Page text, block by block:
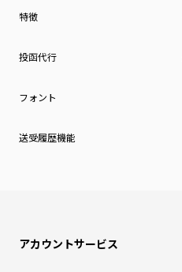
特徴
投函代行
フォント
送受履歴機能
アカウントサービス